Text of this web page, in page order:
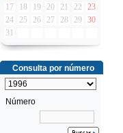
17
18 19 20 21 22
23
24
25 26 27 28 29 30
31
Consulta por número
Número